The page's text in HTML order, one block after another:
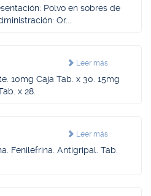
Polvo en sobres de
Or...
Leer más
10mg Caja Tab. x 30. 15mg
x 28.
Leer más
Fenilefrina. Antigripal. Tab.